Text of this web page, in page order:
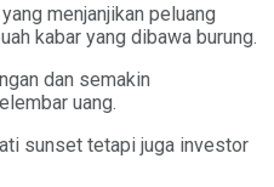
menjanjikan peluang
kabar yang dibawa burung.
dan semakin
uang.
sunset tetapi juga investor